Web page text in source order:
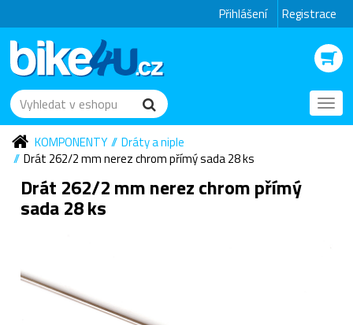
Přihlášení Registrace
KOMPONENTY
Dráty a niple
Drát 262/2 mm nerez chrom přímý sada 28 ks
Drát 262/2 mm nerez chrom přímý
sada 28 ks